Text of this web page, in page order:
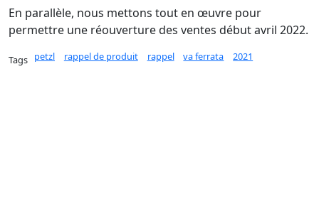
En parallèle, nous mettons tout en œuvre pour
permettre une réouverture des ventes début avril 2022.
Tags petzl rappel de produit rappel va ferrata 2021